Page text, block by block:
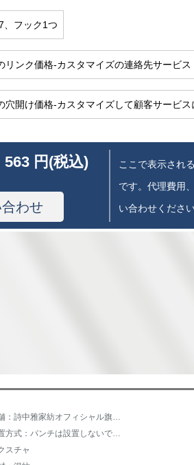
、フック1つ
リンク価格-カスタマイズの連絡先サービス
穴開け価格-カスタマイズして顧客サービス
563 円(税込)
わせ
ここで表示され
です。代理費用
い合わせください
スチャ